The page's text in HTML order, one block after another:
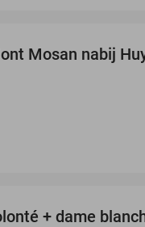
Mosan nabij
+ dame